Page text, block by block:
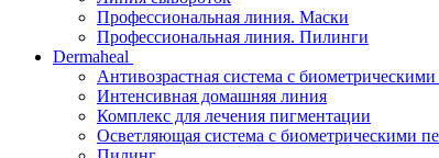
Профессиональная линия. Маски
Профессиональная линия. Пилинги
Dermaheal
Антивозрастная система с
Интенсивная домашняя линия
Комплекс для лечения пигментации
Осветляющая система с биометрическими